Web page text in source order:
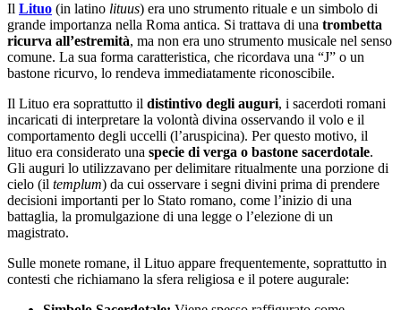
Il Lituo (in latino lituus) era uno strumento rituale e un simbolo di
grande importanza nella Roma antica. Si trattava di una trombetta
ricurva all’estremità, ma non era uno strumento musicale nel senso
comune. La sua forma caratteristica, che ricordava una “J” o un
bastone ricurvo, lo rendeva immediatamente riconoscibile.
Il Lituo era soprattutto il distintivo degli auguri, i sacerdoti romani
incaricati di interpretare la volontà divina osservando il volo e il
comportamento degli uccelli (l’aruspicina). Per questo motivo, il
lituo era considerato una specie di verga o bastone sacerdotale.
Gli auguri lo utilizzavano per delimitare ritualmente una porzione di
cielo (il templum) da cui osservare i segni divini prima di prendere
decisioni importanti per lo Stato romano, come l’inizio di una
battaglia, la promulgazione di una legge o l’elezione di un
magistrato.
Sulle monete romane, il Lituo appare frequentemente, soprattutto in
contesti che richiamano la sfera religiosa e il potere augurale: